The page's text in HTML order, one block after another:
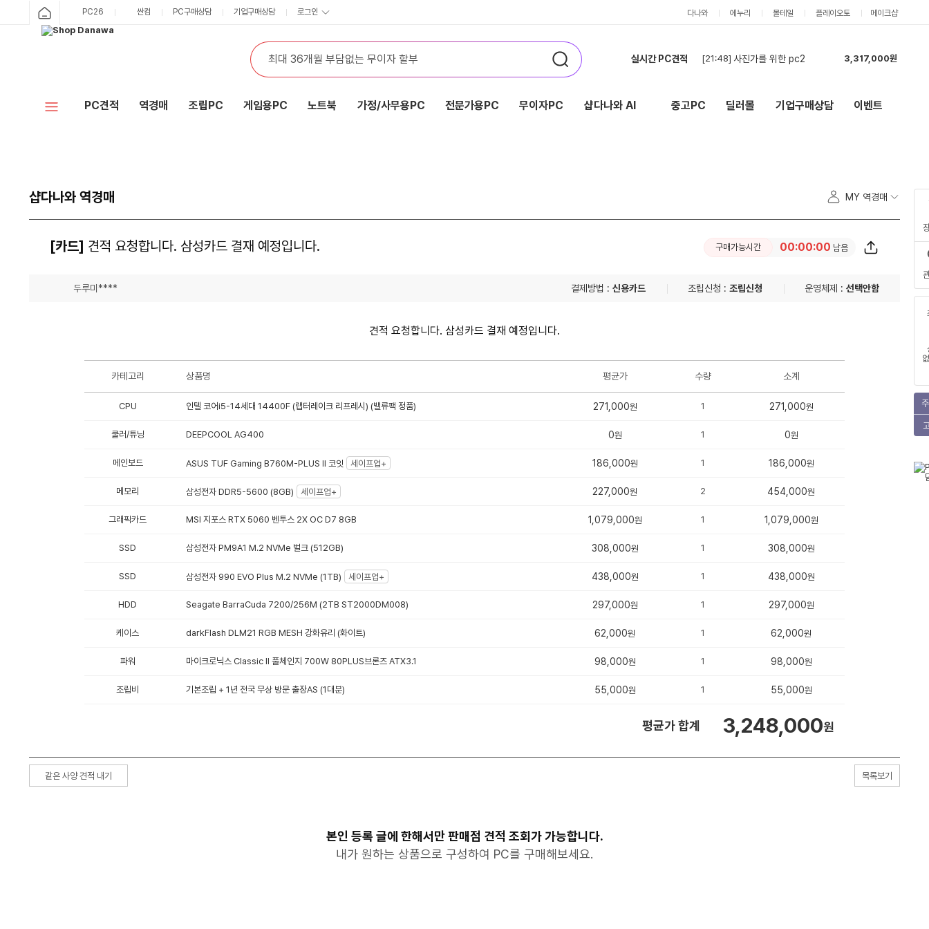
PC26 싼컴 PC구매상담 기업구매상담 로그인 다나와 에누리 몰테일 플레이오토 메이크샵
실시간 PC견적 [21:48] 사진가를 위한 pc2
3,317,000원
[20:07]최저가 견적 부탁드립니다.
2,431,000원
8,361,000원
[18:21] 견적신청입니다.
4,115,000원
PC견적 역경매 조립PC 게임용PC 노트북 가정/사무용PC 전문가용PC 무이자PC 샵다나와 AI 중고PC 딜러몰 기업구매상담 이벤트
샵다나와 역경매 MY 역경매
[카드] 견적 요청합니다. 삼성카드 결재 예정입니다. 구매가능시간 00:00:00 남음
두루미**** 결제방법 : 신용카드 조립신청 : 조립신청 운영체제 : 선택안함
견적 요청합니다. 삼성카드 결재 예정입니다.
카테고리 상품명 평균가 수량 소계
CPU 인텔 코어i5-14세대 14400F (랩터레이크 리프레시) (밸류팩 정품) 271,000원 1 271,000원
쿨러/튜닝 DEEPCOOL AG400 0원 1 0원
메인보드 ASUS TUF Gaming B760M-PLUS II 코잇 세이프업+ 186,000원 1 186,000원
메모리 삼성전자 DDR5-5600 (8GB) 세이프업+ 227,000원 2 454,000원
그래픽카드 MSI 지포스 RTX 5060 벤투스 2X OC D7 8GB 1,079,000원 1 1,079,000원
SSD 삼성전자 PM9A1 M.2 NVMe 벌크 (512GB) 308,000원 1 308,000원
SSD 삼성전자 990 EVO Plus M.2 NVMe (1TB) 세이프업+ 438,000원 1 438,000원
HDD Seagate BarraCuda 7200/256M (2TB ST2000DM008) 297,000원 1 297,000원
케이스 darkFlash DLM21 RGB MESH 강화유리 (화이트) 62,000원 1 62,000원
파워 마이크로닉스 Classic II 풀체인지 700W 80PLUS브론즈 ATX3.1 98,000원 1 98,000원
조립비 기본조립 + 1년 전국 무상 방문 출장AS (1대분) 55,000원 1 55,000원
평균가 합계 3,248,000원
같은 사양 견적 내기 목록보기
본인 등록 글에 한해서만 판매점 견적 조회가 가능합니다.
내가 원하는 상품으로 구성하여 PC를 구매해보세요.